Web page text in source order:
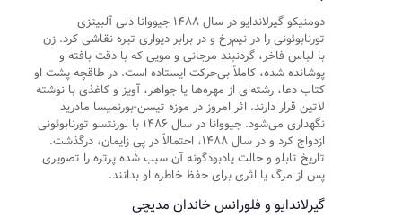
دومنیکو گیرلاندایو در سال ۱۴۸۸ جیووانا دلی آلبیتزی
تورنابوئونی را در نیم‌رخ و در برابر دیواری تیره نقاشی کرد. زن
با لباس فاخر، گردنبند مرجانی و مویی که با دقت بافته و
پوشانده شده، کاملاً بی‌حرکت ایستاده است. در طاقچه پشت او
کتاب دعا، رشته‌ای از مهره‌ها یا جواهر، آویز و کاغذی با نوشته
لاتین قرار دارند. اثر امروز در موزه تیسن-بورنمیسا مادرید
نگهداری می‌شود. جیووانا در سال ۱۴۸۶ با لورنتسو تورنابوئونی
ازدواج کرد و در سال ۱۴۸۸، احتمالاً در پی زایمان، درگذشت.
تاریخ تابلو و حالت یادبودگونه آن سبب شده پرتره را تصویری
پس از مرگ یا اثری برای حفظ خاطره او بدانند.
گیرلاندایو و فلورانس خاندان مدیچی